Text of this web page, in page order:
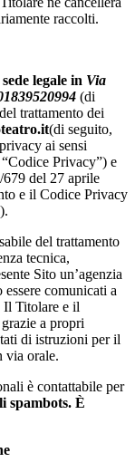
raccolti.
legale in Via
(di
trattamento dei
(di seguito,
ai sensi
Privacy”) e
679 del 27 aprile
e il Codice Privacy
del trattamento
tecnica,
Sito un’agenzia
comunicati a
Il Titolare e il
a propri
di istruzioni per il
via orale.
è contattabile per
spambots. È